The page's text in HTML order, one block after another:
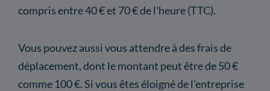
compris entre 40 € et 70 € de l'heure (TTC).
Vous pouvez aussi vous attendre à des frais de
déplacement, dont le montant peut être de 50 €
comme 100 €. Si vous êtes éloigné de l'entreprise